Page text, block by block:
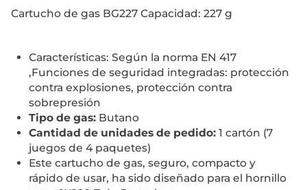
Cartucho de gas BG227 Capacidad: 227 g
Características: Según la norma EN 417
,Funciones de seguridad integradas: protección
contra explosiones, protección contra
sobrepresión
Tipo de gas: Butano
Cantidad de unidades de pedido: 1 cartón (7
juegos de 4 paquetes)
Este cartucho de gas, seguro, compacto y
rápido de usar, ha sido diseñado para el hornillo